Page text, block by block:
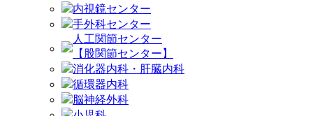
内視鏡センター
手外科センター
人工関節センター
【股関節センター】
消化器内科・肝臓内科
循環器内科
脳神経外科